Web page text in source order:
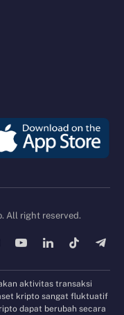
All right reserved.
YouTubeLinkedInTikTok
aktivitas transaksi
kripto sangat fluktuatif
dapat berubah secara